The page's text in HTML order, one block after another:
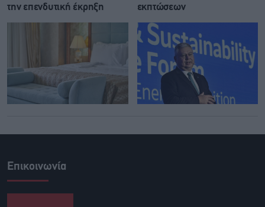
την επενδυτική έκρηξη
εκπτώσεων
Επικοινωνία